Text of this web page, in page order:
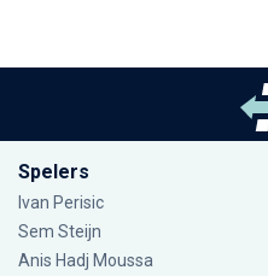
Spelers
Ivan Perisic
Sem Steijn
Anis Hadj Moussa